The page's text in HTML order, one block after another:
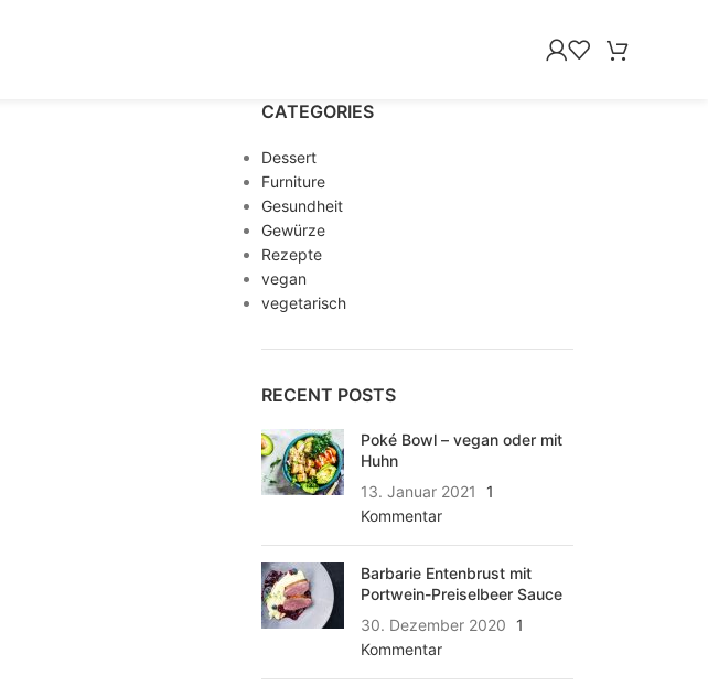
CATEGORIES
Dessert
Furniture
Gesundheit
Gewürze
Rezepte
vegan
vegetarisch
RECENT POSTS
Poké Bowl – vegan oder mit
Huhn
13. Januar 2021
1
Kommentar
Barbarie Entenbrust mit
Portwein-Preiselbeer Sauce
30. Dezember 2020
1
Kommentar